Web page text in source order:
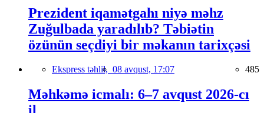
Prezident iqamətgahı niyə məhz
Zuğulbada yaradılıb? Təbiətin
özünün seçdiyi bir məkanın tarixçəsi
Ekspress təhlil, 08 avqust, 17:07 485
Məhkəmə icmalı: 6–7 avqust 2026-cı